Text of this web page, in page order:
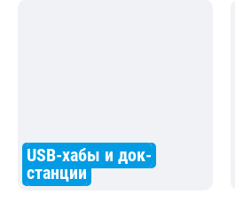
USB-хабы и док-
станции